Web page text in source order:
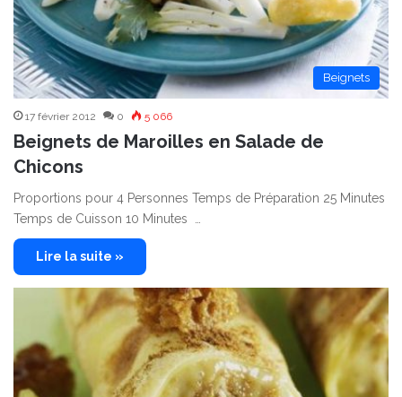
Beignets
17 février 2012 0 5 066
Beignets de Maroilles en Salade de
Chicons
Proportions pour 4 Personnes Temps de Préparation 25 Minutes
Temps de Cuisson 10 Minutes …
Lire la suite »